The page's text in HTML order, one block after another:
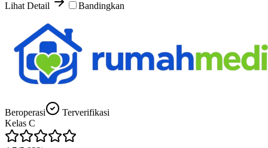
Lihat Detail Bandingkan
Beroperasi
Terverifikasi
Kelas C